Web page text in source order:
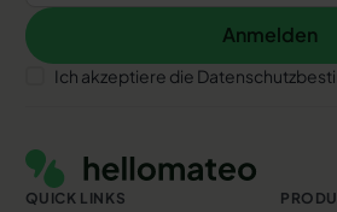
Anmelden
Anmelden
Ich akzeptiere die
QUICK LINKS